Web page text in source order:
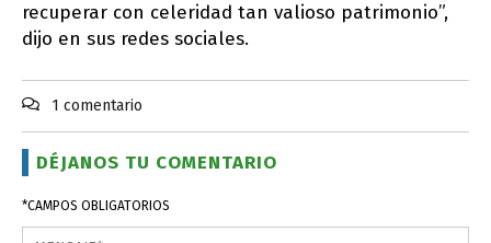
recuperar con celeridad tan valioso patrimonio”,
dijo en sus redes sociales.
1 comentario
DÉJANOS TU COMENTARIO
*CAMPOS OBLIGATORIOS